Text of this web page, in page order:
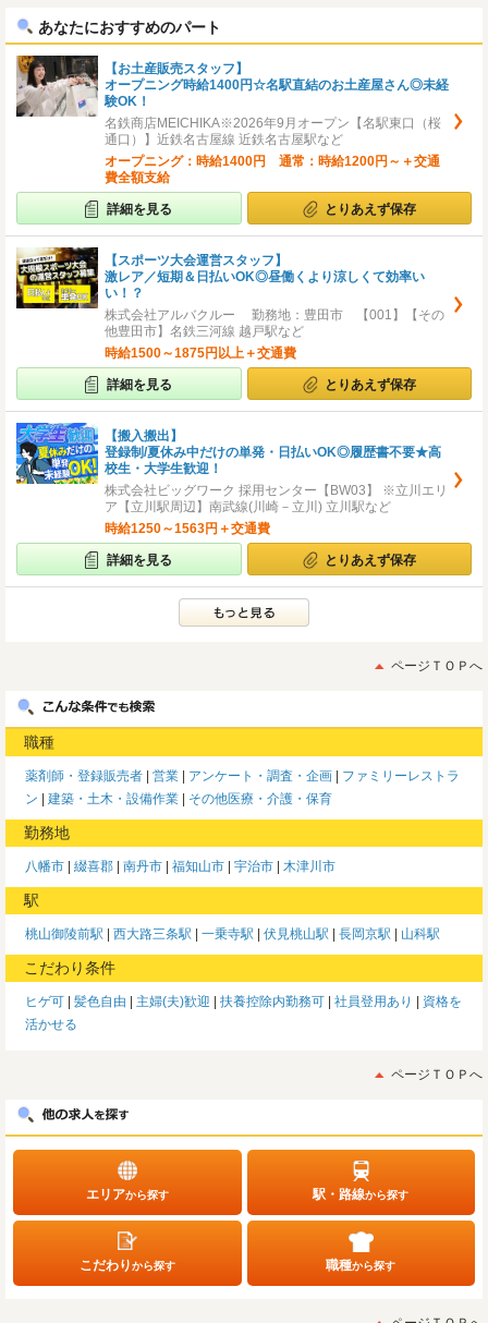
あなたにおすすめのパート
【お土産販売スタッフ】
オープニング時給1400円☆名駅直結のお土産屋さん◎未経
験OK！
名鉄商店MEICHIKA※2026年9月オープン【名駅東口（桜
通口）】近鉄名古屋線 近鉄名古屋駅など
オープニング：時給1400円 通常：時給1200円～＋交通
費全額支給
詳細を見る とりあえず保存
【スポーツ大会運営スタッフ】
激レア／短期＆日払いOK◎昼働くより涼しくて効率い
い！？
株式会社アルバクルー 勤務地：豊田市 【001】【その
他豊田市】名鉄三河線 越戸駅など
時給1500～1875円以上＋交通費
詳細を見る とりあえず保存
【搬入搬出】
登録制/夏休み中だけの単発・日払いOK◎履歴書不要★高
校生・大学生歓迎！
株式会社ビッグワーク 採用センター【BW03】 ※立川エリ
ア【立川駅周辺】南武線(川崎－立川) 立川駅など
時給1250～1563円＋交通費
詳細を見る とりあえず保存
ページＴＯＰへ
職種
薬剤師・登録販売者 営業 アンケート・調査・企画
ファミリーレストラ
ン
建築・土木・設備作業 その他医療・介護・保育
勤務地
八幡市 綴喜郡 南丹市 福知山市 宇治市 木津川市
駅
桃山御陵前駅 西大路三条駅 一乗寺駅 伏見桃山駅 長岡京駅 山科駅
こだわり条件
ヒゲ可 髪色自由 主婦(夫)歓迎 扶養控除内勤務可 社員登用あり
資格を
活かせる
ページＴＯＰへ
エリアから探す 駅・路線から探す
こだわりから探す 職種から探す